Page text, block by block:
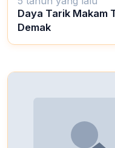
Daya Tarik Makam
Demak